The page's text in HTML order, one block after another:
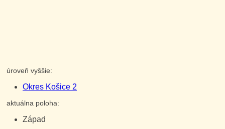
úroveň vyššie:
Okres Košice 2
aktuálna poloha:
Západ